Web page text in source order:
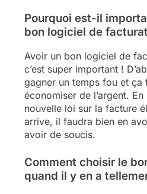
Pourquoi est-il
bon logiciel de
Avoir un bon logiciel de
c’est super important !
gagner un temps fou et ça
économiser de l’argent.
nouvelle loi sur la facture
arrive, il faudra bien en
avoir de soucis.
Comment choisir le
quand il y en a